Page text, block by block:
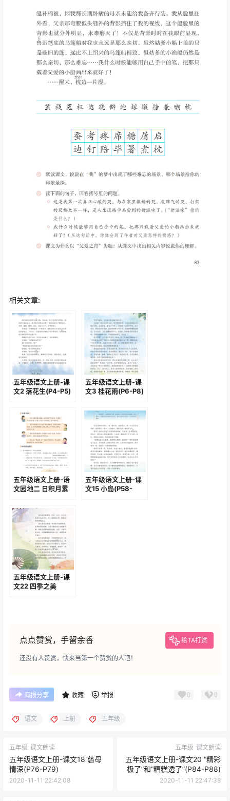
相关文章:
五年级语文上册-课
文2 落花生(P4-P5)
五年级语文上册-课
文3 桂花雨(P6-P8)
五年级语文上册-语
文园地二 日积月累
五年级语文上册-课
文15 小岛(P58-
五年级语文上册-课
文22 四季之美
点点赞赏，手留余香 给TA打赏
还没有人赞赏，快来当第一个赞赏的人吧！
海报分享 收藏 举报 0 0
语文 上册 五年级
五年级 课文朗读
五年级语文上册-课文18 慈母
情深(P76-P79)
2020-11-11 22:42:08
五年级 课文朗读
五年级语文上册-课文20 “精彩
极了”和“糟糕透了”(P84-P88)
2020-11-11 22:47:38